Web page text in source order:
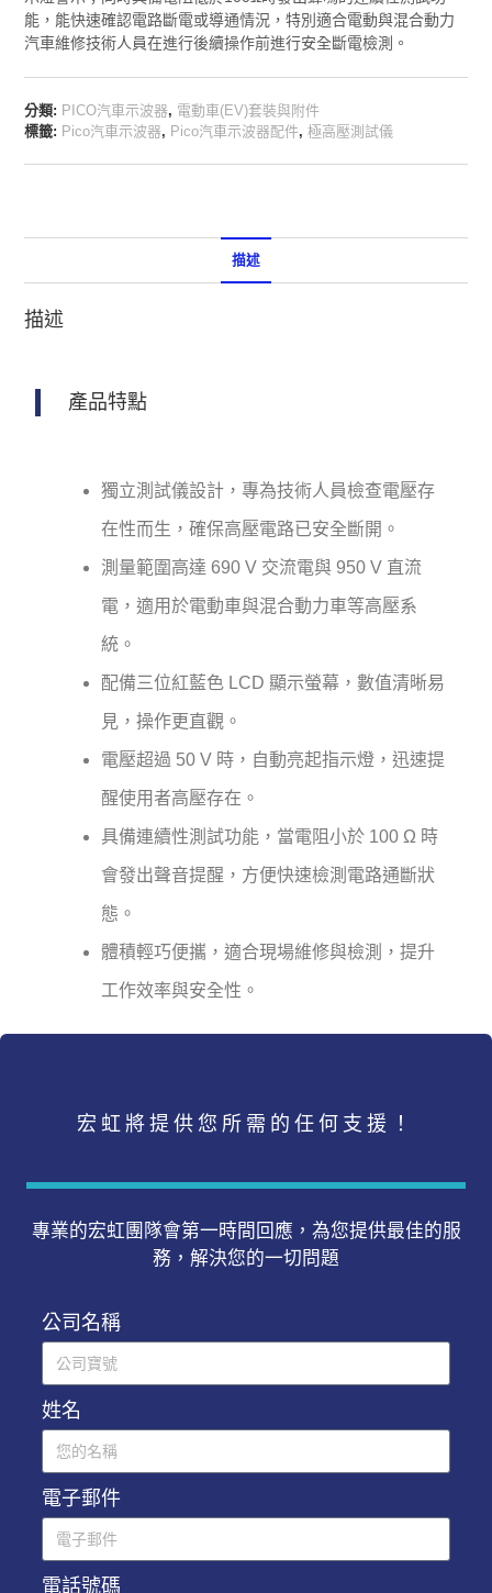
能，能快速確認電路斷電或導通情況，特別適合電動與混合動力
汽車維修技術人員在進行後續操作前進行安全斷電檢測。
分類: PICO汽車示波器, 電動車(EV)套裝與附件
標籤: Pico汽車示波器, Pico汽車示波器配件,極高壓測試儀
描述
描述
產品特點
獨立測試儀設計，專為技術人員檢查電壓存
在性而生，確保高壓電路已安全斷開。
測量範圍高達 690 V 交流電與 950 V 直流
電，適用於電動車與混合動力車等高壓系
統。
配備三位紅藍色 LCD 顯示螢幕，數值清晰易
見，操作更直觀。
電壓超過 50 V 時，自動亮起指示燈，迅速提
醒使用者高壓存在。
具備連續性測試功能，當電阻小於 100 Ω 時
會發出聲音提醒，方便快速檢測電路通斷狀
態。
體積輕巧便攜，適合現場維修與檢測，提升
工作效率與安全性。
宏虹將提供您所需的任何支援！
專業的宏虹團隊會第一時間回應，為您提供最佳的服
務，解決您的一切問題
公司名稱
姓名
電子郵件
電話號碼